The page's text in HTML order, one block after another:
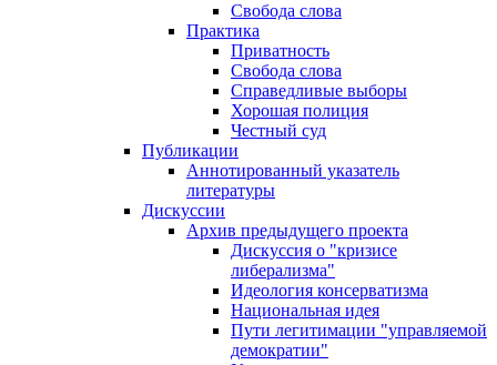
Свобода слова
Практика
Приватность
Свобода слова
Справедливые выборы
Хорошая полиция
Честный суд
Публикации
Аннотированный указатель
литературы
Дискуссии
Архив предыдущего проекта
Дискуссия о "кризисе
либерализма"
Идеология консерватизма
Национальная идея
Пути легитимации "управляемой
демократии"